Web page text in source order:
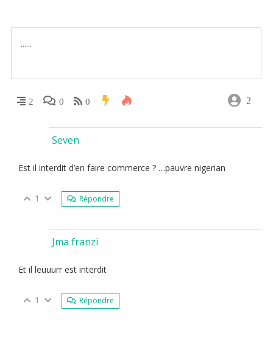
2 0 0 2
Seven
Est il interdit d’en faire commerce ? …pauvre nigerian
1 Répondre
Jma franzi
Et il leuuurr est interdit
1 Répondre